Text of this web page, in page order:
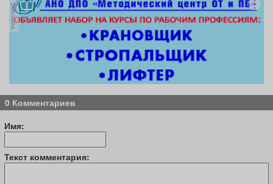
ТВ программа Я - пенсионер
реклама
0 Комментариев
Имя:
Текст комментария: